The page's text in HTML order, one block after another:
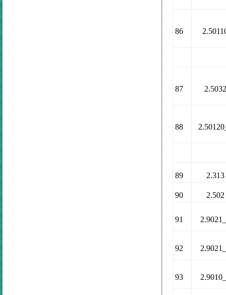
86
87 2.5032
88
89 2.313
90 2.502
91
92
93